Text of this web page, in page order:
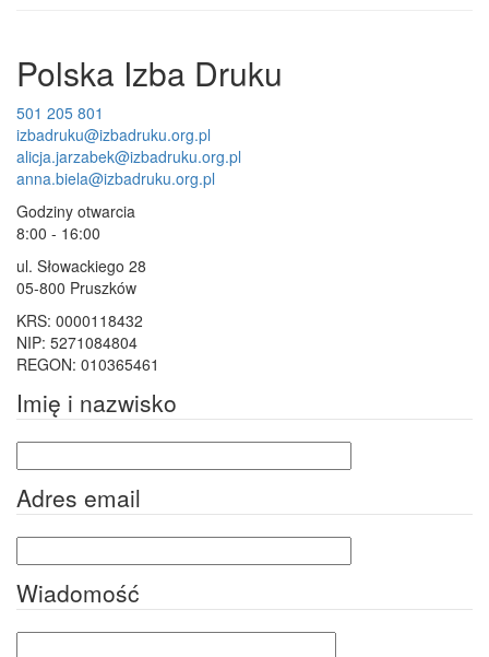
Polska Izba Druku
501 205 801
izbadruku@izbadruku.org.pl
alicja.jarzabek@izbadruku.org.pl
anna.biela@izbadruku.org.pl
Godziny otwarcia
8:00 - 16:00
ul. Słowackiego 28
05-800 Pruszków
KRS: 0000118432
NIP: 5271084804
REGON: 010365461
Imię i nazwisko
Adres email
Wiadomość